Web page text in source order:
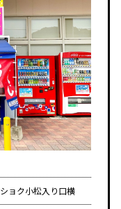
ョク小松入り口横